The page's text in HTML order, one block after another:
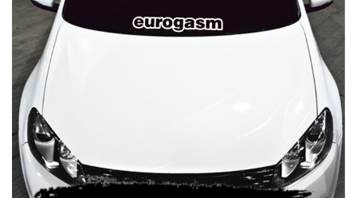
FIAT
FORD
HONDA
HYUNDAI
KIA
MAZDA
MERCEDES
OPEL
PEUGEOT
RENAULT